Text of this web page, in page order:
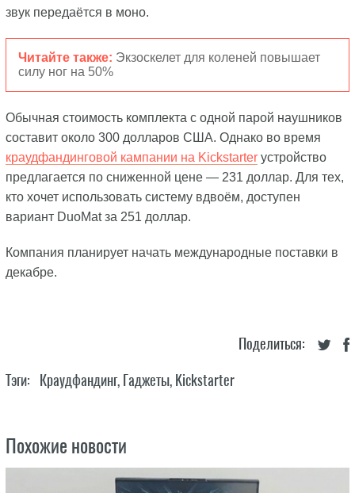
звук передаётся в моно.
Читайте также: Экзоскелет для коленей повышает
силу ног на 50%
Обычная стоимость комплекта с одной парой наушников
составит около 300 долларов США. Однако во время
краудфандинговой кампании на Kickstarterустройство
предлагается по сниженной цене — 231 доллар. Для тех,
кто хочет использовать систему вдвоём, доступен
вариант DuoMat за 251 доллар.
Компания планирует начать международные поставки в
декабре.
Поделиться:
Тэги: Краудфандинг, Гаджеты, Kickstarter
Похожие новости